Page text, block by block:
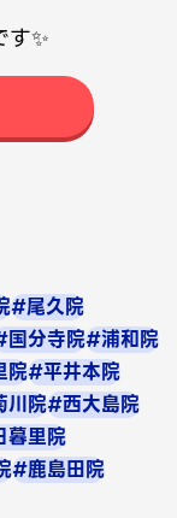
✨
#尾久院
分寺院#浦和院
院#平井本院
川院#西大島院
里院
#鹿島田院